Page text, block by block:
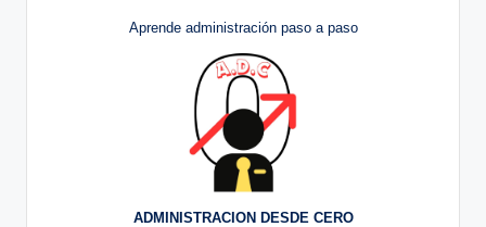
Aprende administración paso a paso
ADMINISTRACION DESDE CERO